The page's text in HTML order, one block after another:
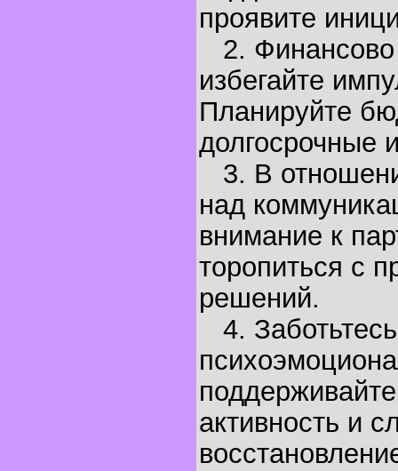
проявите
2. Финансово
избегайте
Планируйте
долгосрочные
3. В
над
внимание к
торопиться с
решений.
4.
активность и